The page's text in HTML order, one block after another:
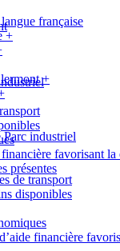
financière favorisant
présentes
française
+
+
industriel
de transport
disponibles
financière